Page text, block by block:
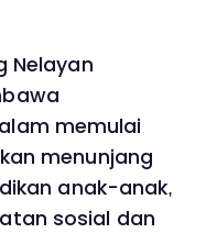
Nelayan
memulai
menunjang
anak-anak,
sosial dan